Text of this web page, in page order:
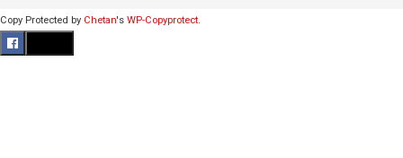
Copy Protected by Chetan's WP-Copyprotect.